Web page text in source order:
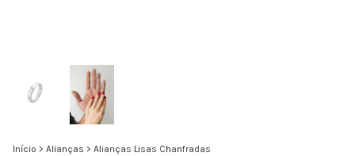
Início > Alianças > Alianças Lisas Chanfradas